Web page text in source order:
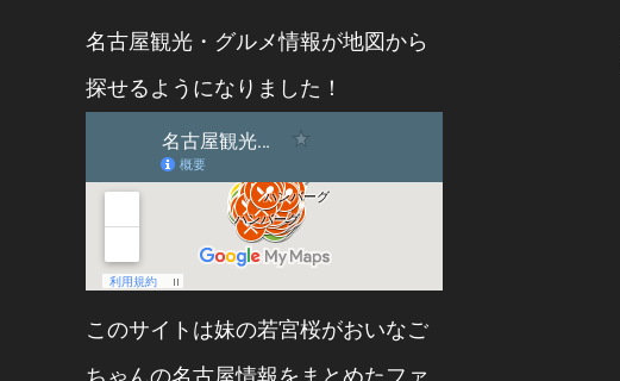
名古屋観光・グルメ情報が地図から
探せるようになりました！
このサイトは妹の若宮桜がおいなご